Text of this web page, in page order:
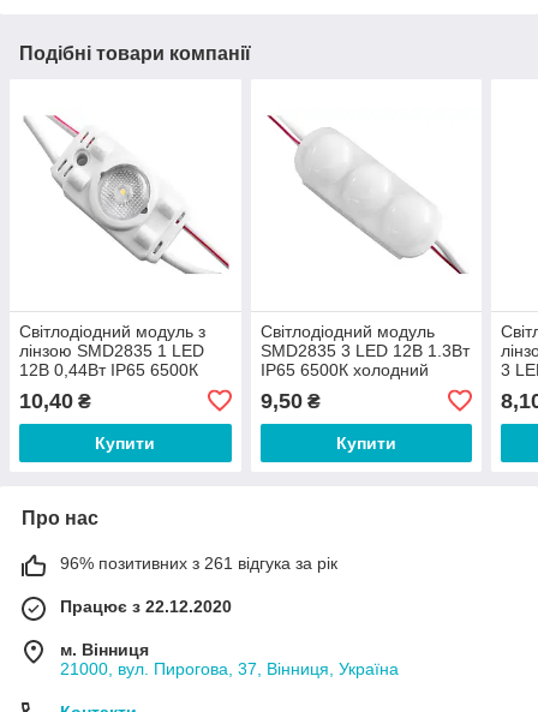
Подібні товари компанії
Світлодіодний модуль з
лінзою SMD2835 1 LED
12В 0,44Вт IP65 6500К
10,40 ₴
Купити
Світлодіодний модуль
SMD2835 3 LED 12В 1.3Вт
IP65 6500К холодний
9,50₴
Купити
3
Про нас
96% позитивних з 261 відгука за рік
Працює з 22.12.2020
м. Вінниця
21000, вул. Пирогова, 37, Вінниця, Україна